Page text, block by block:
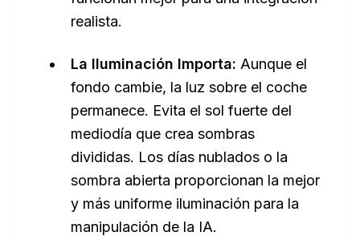
realista.
La Iluminación Importa: Aunque el
fondo cambie, la luz sobre el coche
permanece. Evita el sol fuerte del
mediodía que crea sombras
divididas. Los días nublados o la
sombra abierta proporcionan la mejor
y más uniforme iluminación para la
manipulación de la IA.